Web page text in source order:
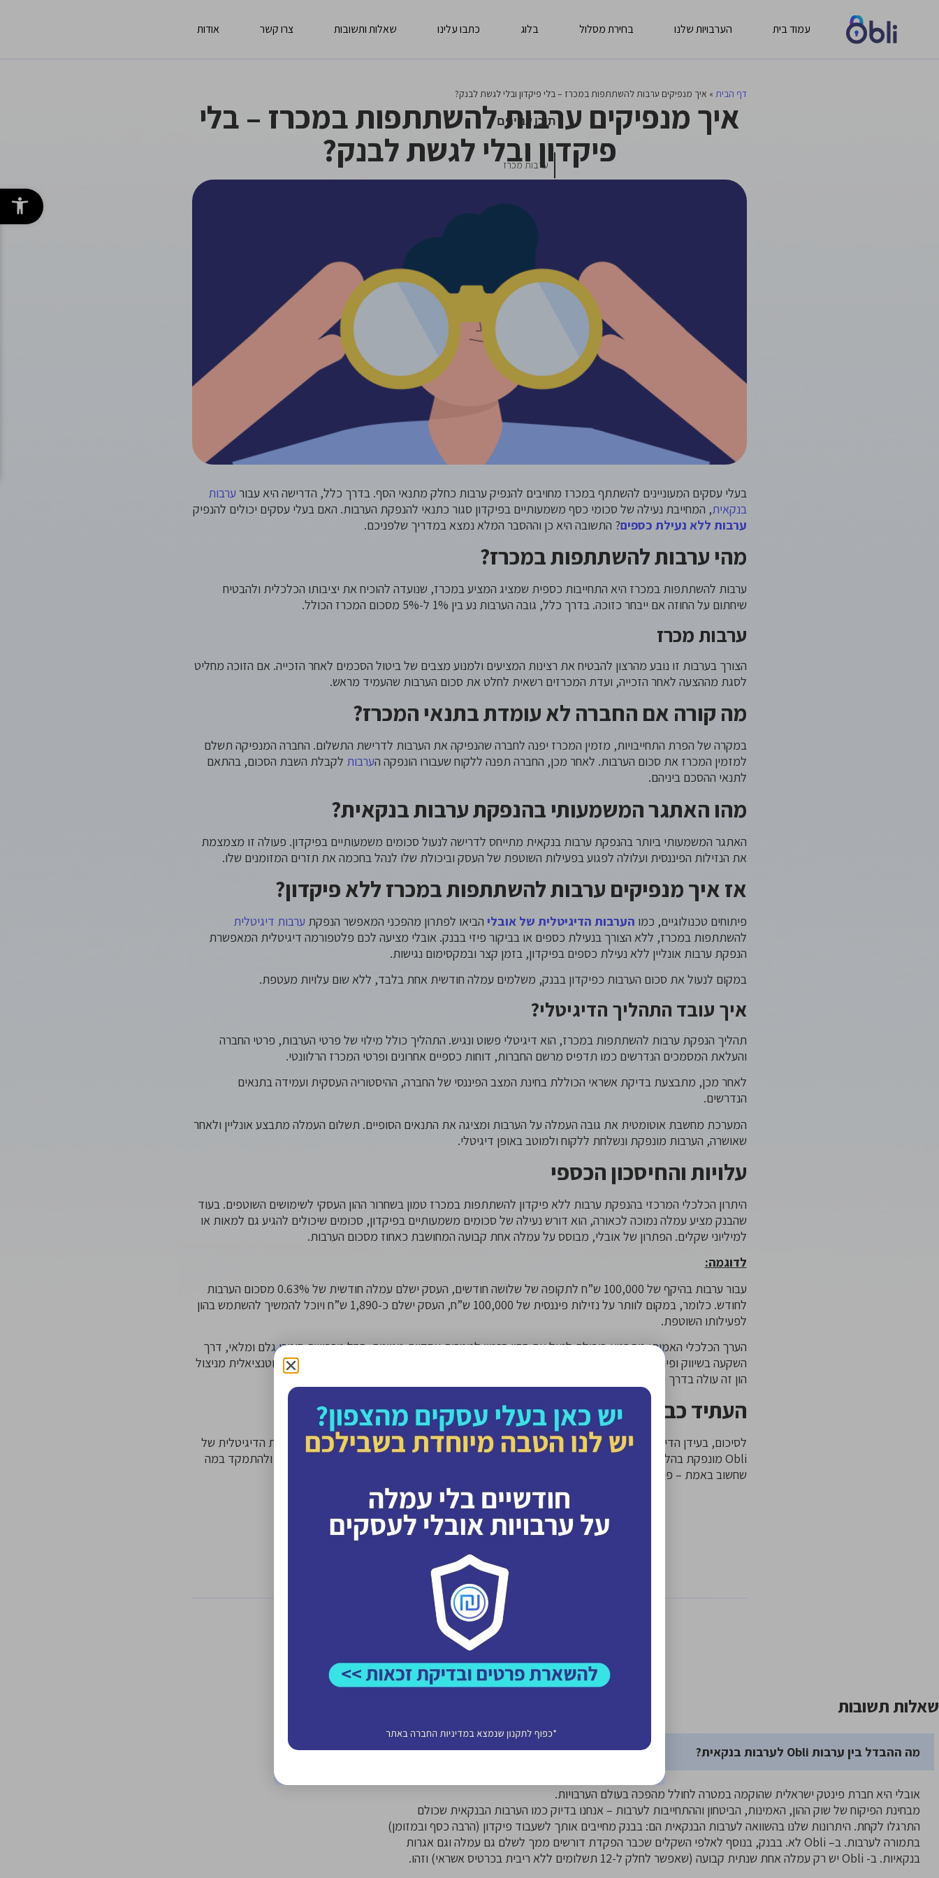
עמוד בית הערבויות שלנו בחירת מסלול בלוג כתבו עלינו שאלות ותשובות צרו קשר אודות
תוכן עניינים
ערבות מכרז
דף הבית » איך מנפיקים ערבות להשתתפות במכרז – בלי פיקדון ובלי לגשת לבנק?
איך מנפיקים ערבות להשתתפות במכרז – בלי
פיקדון ובלי לגשת לבנק?
בעלי עסקים המעוניינים להשתתף במכרז מחויבים להנפיק ערבות כחלק מתנאי הסף. בדרך כלל, הדרישה היא עבור ערבות
בנקאית, המחייבת נעילה של סכומי כסף משמעותיים בפיקדון סגור כתנאי להנפקת הערבות. האם בעלי עסקים יכולים להנפיק
ערבות ללא נעילת כספים? התשובה היא כן וההסבר המלא נמצא במדריך שלפניכם.
מהי ערבות להשתתפות במכרז?
ערבות להשתתפות במכרז היא התחייבות כספית שמציג המציע במכרז, שנועדה להוכיח את יציבותו הכלכלית ולהבטיח
שיחתום על החוזה אם ייבחר כזוכה. בדרך כלל, גובה הערבות נע בין 1% ל-5% מסכום המכרז הכולל.
ערבות מכרז
הצורך בערבות זו נובע מהרצון להבטיח את רצינות המציעים ולמנוע מצבים של ביטול הסכמים לאחר הזכייה. אם הזוכה מחליט
לסגת מההצעה לאחר הזכייה, ועדת המכרזים רשאית לחלט את סכום הערבות שהעמיד מראש.
מה קורה אם החברה לא עומדת בתנאי המכרז?
במקרה של הפרת התחייבויות, מזמין המכרז יפנה לחברה שהנפיקה את הערבות לדרישת התשלום. החברה המנפיקה תשלם
למזמין המכרז את סכום הערבות. לאחר מכן, החברה תפנה ללקוח שעבורו הונפקה הערבות לקבלת השבת הסכום, בהתאם
לתנאי ההסכם ביניהם.
מהו האתגר המשמעותי בהנפקת ערבות בנקאית?
האתגר המשמעותי ביותר בהנפקת ערבות בנקאית מתייחס לדרישה לנעול סכומים משמעותיים בפיקדון. פעולה זו מצמצמת
את הנזילות הפיננסית ועלולה לפגוע בפעילות השוטפת של העסק וביכולת שלו לנהל בחכמה את תזרים המזומנים שלו.
אז איך מנפיקים ערבות להשתתפות במכרז ללא פיקדון?
פיתוחים טכנולוגיים, כמו הערבות הדיגיטלית של אובלי הביאו לפתרון מהפכני המאפשר הנפקת ערבות דיגיטלית
להשתתפות במכרז, ללא הצורך בנעילת כספים או בביקור פיזי בבנק. אובלי מציעה לכם פלטפורמה דיגיטלית המאפשרת
הנפקת ערבות אונליין ללא נעילת כספים בפיקדון, בזמן קצר ובמקסימום נגישות.
במקום לנעול את סכום הערבות כפיקדון בבנק, משלמים עמלה חודשית אחת בלבד, ללא שום עלויות מעטפת.
איך עובד התהליך הדיגיטלי?
תהליך הנפקת ערבות להשתתפות במכרז, הוא דיגיטלי פשוט ונגיש. התהליך כולל מילוי של פרטי הערבות, פרטי החברה
והעלאת המסמכים הנדרשים כמו תדפיס מרשם החברות, דוחות כספיים אחרונים ופרטי המכרז הרלוונטי.
לאחר מכן, מתבצעת בדיקת אשראי הכוללת בחינת המצב הפיננסי של החברה, ההיסטוריה העסקית ועמידה בתנאים
הנדרשים.
המערכת מחשבת אוטומטית את גובה העמלה על הערבות ומציגה את התנאים הסופיים. תשלום העמלה מתבצע אונליין ולאחר
שאושרה, הערבות מונפקת ונשלחת ללקוח ולמוטב באופן דיגיטלי.
עלויות והחיסכון הכספי
היתרון הכלכלי המרכזי בהנפקת ערבות ללא פיקדון להשתתפות במכרז טמון בשחרור ההון העסקי לשימושים השוטפים. בעוד
שהבנק מציע עמלה נמוכה לכאורה, הוא דורש נעילה של סכומים משמעותיים בפיקדון, סכומים שיכולים להגיע גם למאות או
למיליוני שקלים. הפתרון של אובלי, מבוסס על עמלה אחת קבועה המחושבת כאחוז מסכום הערבות.
לדוגמה:
עבור ערבות בהיקף של 100,000 ש”ח לתקופה של שלושה חודשים, העסק ישלם עמלה חודשית של 0.63% מסכום הערבות
לחודש. כלומר, במקום לוותר על נזילות פיננסית של 100,000 ש”ח, העסק ישלם כ-1,890 ש”ח ויוכל להמשיך להשתמש בהון
לפעילותו השוטפת.
הערך הכלכלי האמיתי מתבטא ביכולת לנצל את ההון הזמין למטרות עסקיות מגוונות. החל מרכישת חומרי גלם ומלאי, דרך
השקעה בשיווק ופיתוח עסקי ועד לניצול הזדמנויות השקעה קצרות מועד. עבור עסקים פעילים, התשואה הפוטנציאלית מניצול
הון זה עולה בדרך כלל על גובה העמלה על הערבות.
העתיד כבר כאן
לסיכום, בעידן הדיגיטלי המודרני אין צורך לצאת מהבית ולנסוע לבנק בשביל להנפיק ערבות למכרז. הערבות הדיגיטלית של
Obli מונפקת בהליך מקוון מלא, בלי לצאת מהבית ומאפשרת לעסקים לשמור על ההון שלהם זמין לשימוש ולהתמקד במה
שחשוב באמת – פיתוח העסק והשתתפות מוצלחת במכרזים.
שאלות תשובות
מה ההבדל בין ערבות Obli לערבות בנקאית?
אובלי היא חברת פינטק ישראלית שהוקמה במטרה לחולל מהפכה בעולם הערבויות.
מבחינת הפיקוח של שוק ההון, האמינות, הביטחון וההתחייבות לערבות – אנחנו בדיוק כמו הערבות הבנקאית שכולם
התרגלו לקחת. היתרונות שלנו בהשוואה לערבות הבנקאית הם: בבנק מחייבים אותך לשעבוד פיקדון (הרבה כסף ובמזומן)
בתמורה לערבות. ב– Obli לא. בבנק, בנוסף לאלפי השקלים שכבר הפקדת דורשים ממך לשלם גם עמלה וגם אגרות
בנקאיות. ב- Obli יש רק עמלה אחת שנתית קבועה (שאפשר לחלק ל-12 תשלומים ללא ריבית בכרטיס אשראי) וזהו.
פתח